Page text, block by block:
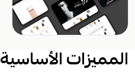
المميزات الأساسية